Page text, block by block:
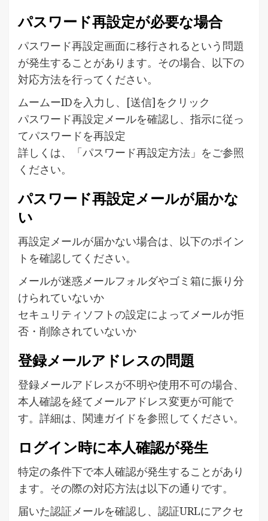
パスワード再設定が必要な場合
パスワード再設定画面に移行されるという問題
が発生することがあります。その場合、以下の
対応方法を行ってください。
ムームーIDを入力し、[送信]をクリック
パスワード再設定メールを確認し、指示に従っ
てパスワードを再設定
詳しくは、「パスワード再設定方法」をご参照
ください。
パスワード再設定メールが届かな
い
再設定メールが届かない場合は、以下のポイン
トを確認してください。
メールが迷惑メールフォルダやゴミ箱に振り分
けられていないか
セキュリティソフトの設定によってメールが拒
否・削除されていないか
登録メールアドレスの問題
登録メールアドレスが不明や使用不可の場合、
本人確認を経てメールアドレス変更が可能で
す。詳細は、関連ガイドを参照してください。
ログイン時に本人確認が発生
特定の条件下で本人確認が発生することがあり
ます。その際の対応方法は以下の通りです。
届いた認証メールを確認し、認証URLにアクセ